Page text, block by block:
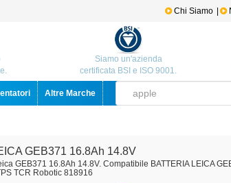
Chi Siamo
Siamo un'azienda
certificata BSI e ISO 9001.
Altre Marche
GEB371 16.8Ah 14.8V
GEB371 16.8Ah 14.8V. Compatibile BATTERIA LEICA
TCR Robotic 818916